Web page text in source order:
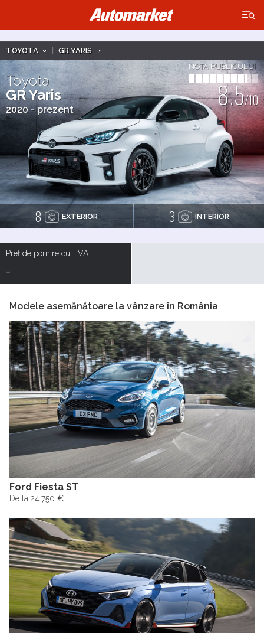
×
TOYOTA | GR YARIS
Toyota
GR Yaris
2020 - prezent
NOTA PUBLICULUI
8.5/10
8 EXTERIOR 3 INTERIOR
Preț de pornire cu TVA
-
Modele asemănătoare la vânzare în România
Ford Fiesta ST
De la 24.750 €